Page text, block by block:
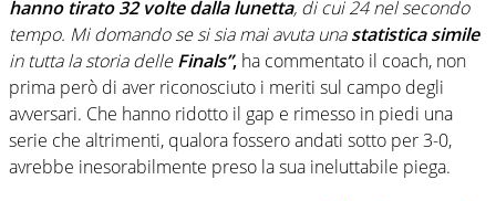
hanno tirato 32 volte dalla lunetta, di cui 24 nel secondo
tempo. Mi domando se si sia mai avuta unastatistica simile
in tutta la storia delleFinals”, ha commentato il coach, non
prima però di aver riconosciuto i meriti sul campo degli
avversari. Che hanno ridotto il gap e rimesso in piedi una
serie che altrimenti, qualora fossero andati sotto per 3-0,
avrebbe inesorabilmente preso la sua ineluttabile piega.